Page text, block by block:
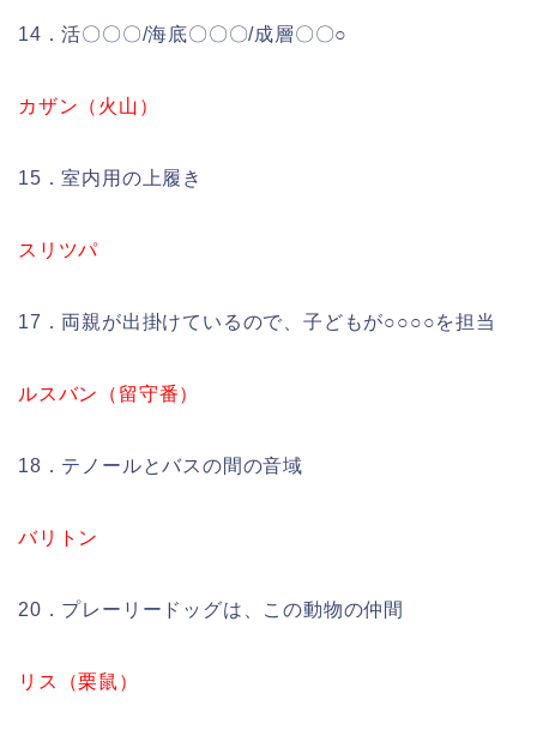
14．活〇〇〇/海底〇〇〇/成層〇〇○
カザン（火山）
15．室内用の上履き
スリツパ
17．両親が出掛けているので、子どもが○○○○を担当
ルスバン（留守番）
18．テノールとバスの間の音域
バリトン
20．プレーリードッグは、この動物の仲間
リス（栗鼠）